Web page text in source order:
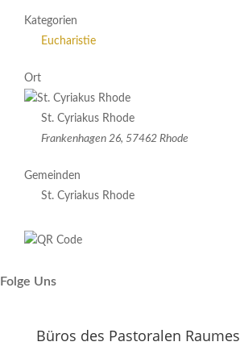
Kategorien
Eucharistie
Ort
St. Cyriakus Rhode
Frankenhagen 26, 57462 Rhode
Gemeinden
St. Cyriakus Rhode
Folge Uns
Büros des Pastoralen Raumes